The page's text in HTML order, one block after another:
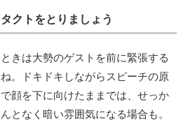
クトをとりましょう
きは大勢のゲストを前に緊張する
。ドキドキしながらスピーチの原
顔を下に向けたままでは、せっか
となく暗い雰囲気になる場合も。